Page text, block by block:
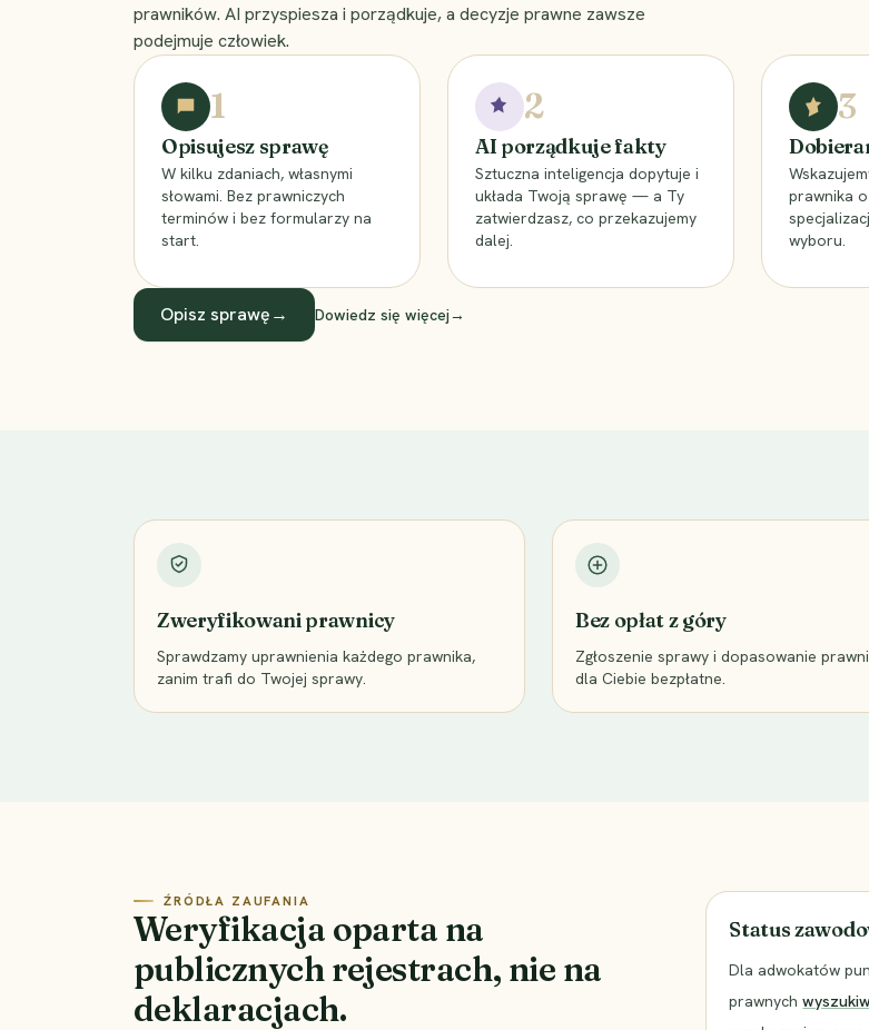
prawników. AI przyspiesza i porządkuje, a decyzje prawne zawsze
podejmuje człowiek.
1
Opisujesz sprawę
W kilku zdaniach, własnymi
słowami. Bez prawniczych
terminów i bez formularzy na
start.
2
AI porządkuje fakty
Sztuczna inteligencja dopytuje i
układa Twoją sprawę — a Ty
zatwierdzasz, co przekazujemy
dalej.
3
prawnika o
wyboru.
Opisz sprawę→ Dowiedz się więcej→
Dlaczego możesz nam zaufać
Zweryfikowani prawnicy
Sprawdzamy uprawnienia każdego prawnika,
zanim trafi do Twojej sprawy.
Bez opłat z góry
Zgłoszenie sprawy i dopasowanie
dla Ciebie bezpłatne.
ŹRÓDŁA ZAUFANIA
Weryfikacja oparta na
publicznych rejestrach, nie na
deklaracjach.
Status
Dla adwokatów
prawnych